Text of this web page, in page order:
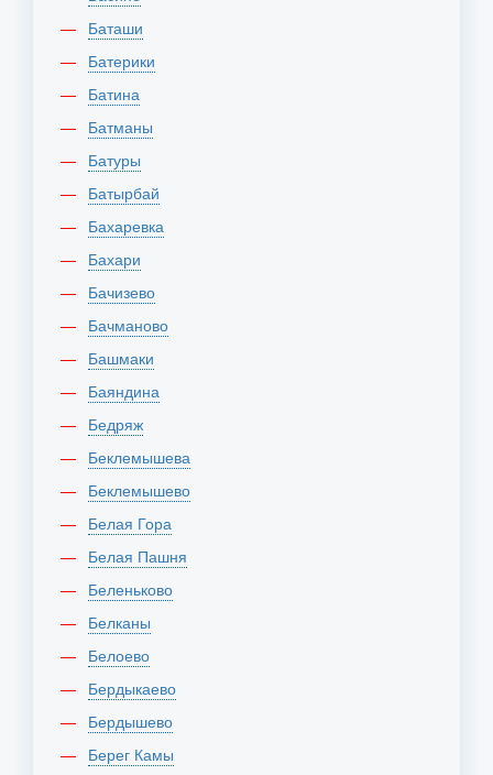
Баташи
Батерики
Батина
Батманы
Батуры
Батырбай
Бахаревка
Бахари
Бачизево
Бачманово
Башмаки
Баяндина
Бедряж
Беклемышева
Беклемышево
Белая Гора
Белая Пашня
Беленьково
Белканы
Белоево
Бердыкаево
Бердышево
Берег Камы